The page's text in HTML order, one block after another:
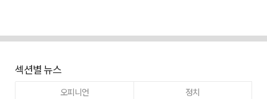
섹션별 뉴스
오피니언
정치